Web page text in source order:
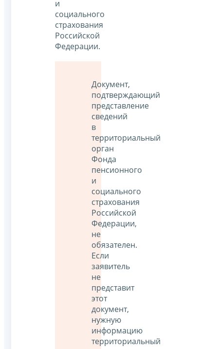
и
социального
страхования
Российской
Федерации.
Документ,
подтверждающий
представление
сведений
в
территориальный
орган
Фонда
пенсионного
и
социального
страхования
Российской
Федерации,
не
обязателен.
Если
заявитель
не
представит
этот
документ,
нужную
информацию
территориальный